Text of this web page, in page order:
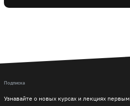
Подписка
Узнавайте о новых курсах и лекциях первым